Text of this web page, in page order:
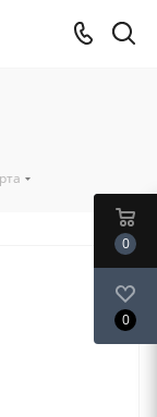
0
0